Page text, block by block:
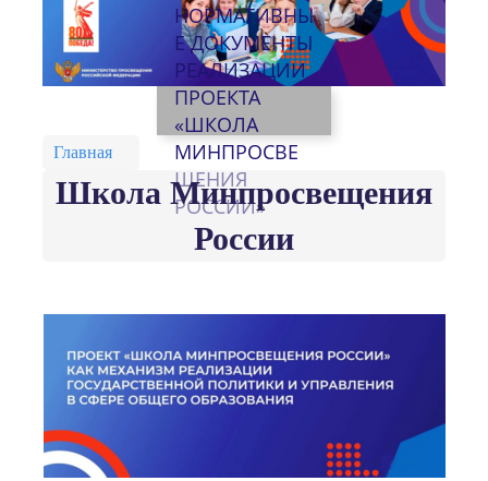
НОРМАТИВНЫ
Е ДОКУМЕНТЫ
РЕАЛИЗАЦИИ
ПРОЕКТА
«ШКОЛА
МИНПРОСВЕ
ЩЕНИЯ
РОССИИ»
Главная
Школа Минпросвещения
России